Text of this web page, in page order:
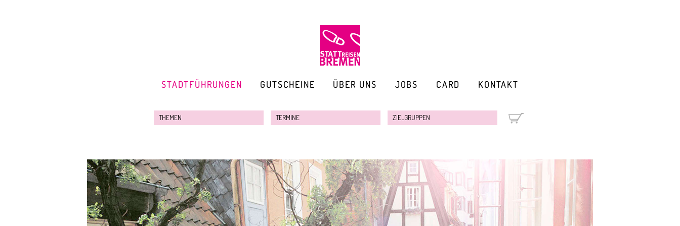
STADTFÜHRUNGEN GUTSCHEINE ÜBER UNS JOBS CARD KONTAKT